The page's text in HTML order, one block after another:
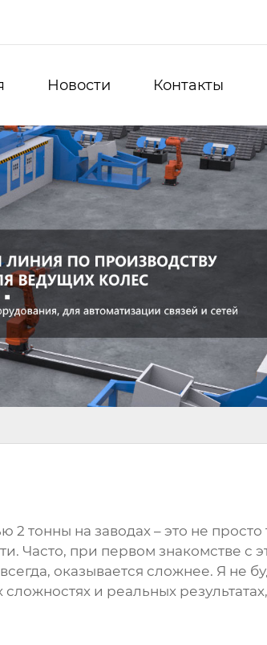
Новости Контакты
тонны на заводах – это не
Часто, при первом знакомстве с
оказывается сложнее. Я не
и реальных